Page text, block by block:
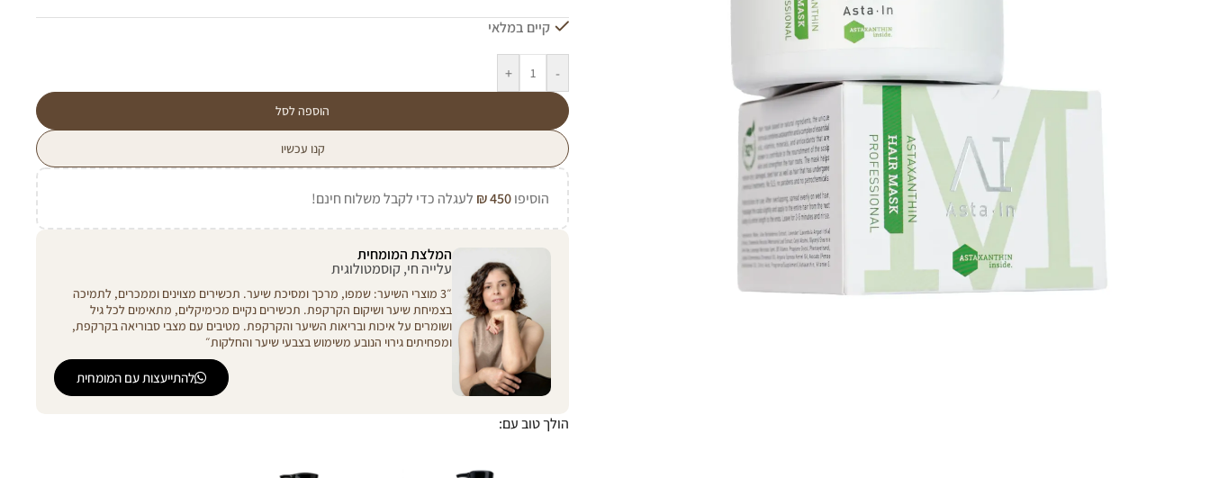
קיים במלאי
-
+
הוספה לסל
קנו עכשיו
הוסיפו ₪450 לעגלה כדי לקבל משלוח חינם!
המלצת המומחית
עלייה חי, קוסמטולוגית
״3 מוצרי השיער: שמפו, מרכך ומסיכת שיער. תכשירים מצוינים וממכרים, לתמיכה
בצמיחת שיער ושיקום הקרקפת. תכשירים נקיים מכימיקלים, מתאימים לכל גיל
ושומרים על איכות ובריאות השיער והקרקפת. מטיבים עם מצבי סבוריאה בקרקפת,
ומפחיתים גירוי הנובע משימוש בצבעי שיער והחלקות״
להתייעצות עם המומחית
הולך טוב עם: